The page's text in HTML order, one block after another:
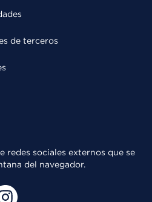
de terceros
redes sociales externos que se
del navegador.